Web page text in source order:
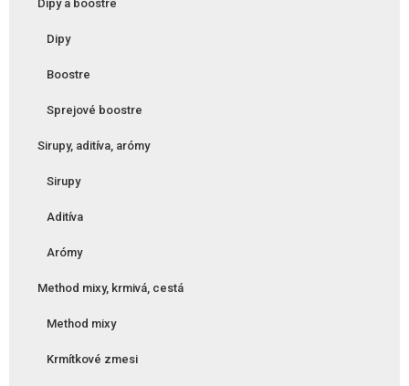
Dipy a boostre
Dipy
Boostre
Sprejové boostre
Sirupy, aditíva, arómy
Sirupy
Aditíva
Arómy
Method mixy, krmivá, cestá
Method mixy
Krmítkové zmesi